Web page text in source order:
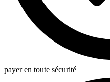
payer en toute sécurité